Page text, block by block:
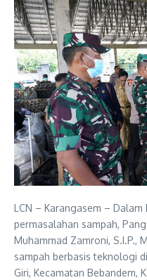
LCN – Karangasem –
permasalahan sampah,
Muhammad Zamroni, S.I.P.,
sampah berbasis teknologi
Giri, Kecamatan Bebandem,